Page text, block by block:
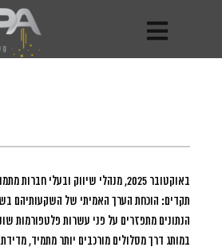
באוקטובר 2025, מנהלי שיווק ובעלי
תקדים: הוכחת הערך האמיתי של השקעותיהם
הנתונים מתפזרים על פני עשרות פלטפורמות